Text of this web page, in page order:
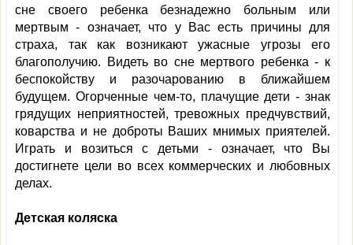
сне своего ребенка безнадежно больным или
мертвым - означает, что у Вас есть причины для
страха, так как возникают ужасные угрозы его
благополучию. Видеть во сне мертвого ребенка - к
беспокойству и разочарованию в ближайшем
будущем. Огорченные чем-то, плачущие дети - знак
грядущих неприятностей, тревожных предчувствий,
коварства и не доброты Ваших мнимых приятелей.
Играть и возиться с детьми - означает, что Вы
достигнете цели во всех коммерческих и любовных
делах.
Детская коляска